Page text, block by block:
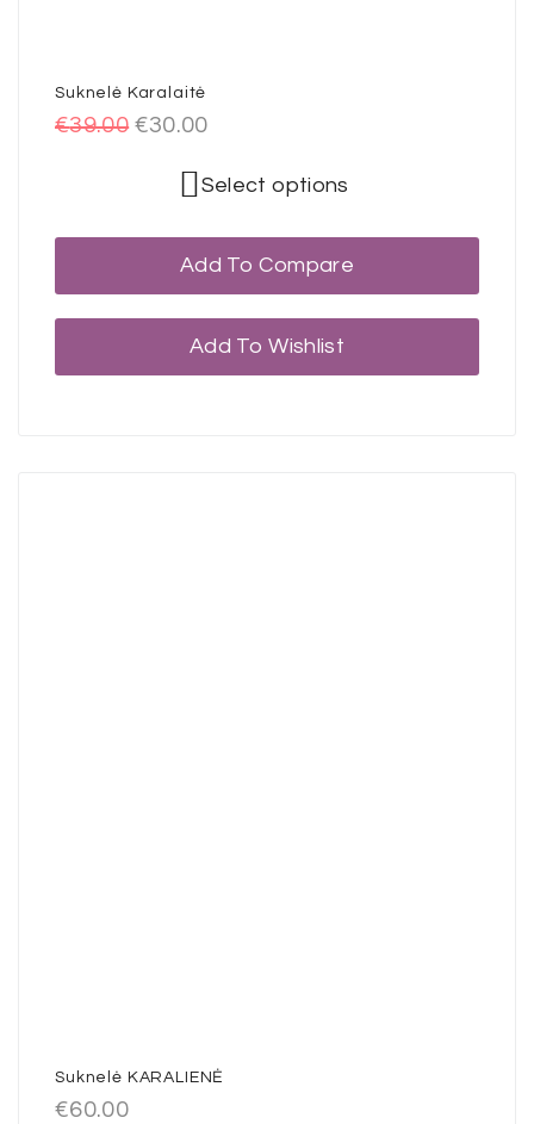
Suknelė Karalaitė
€39.00 €30.00
Select options
Add To Compare
Add To Wishlist
Suknelė KARALIENĖ
€60.00